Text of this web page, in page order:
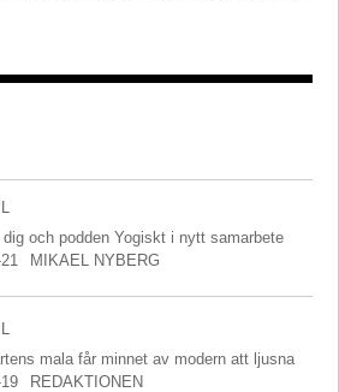
dig och podden Yogiskt i nytt samarbete
MIKAEL NYBERG
mala får minnet av modern att ljusna
REDAKTIONEN